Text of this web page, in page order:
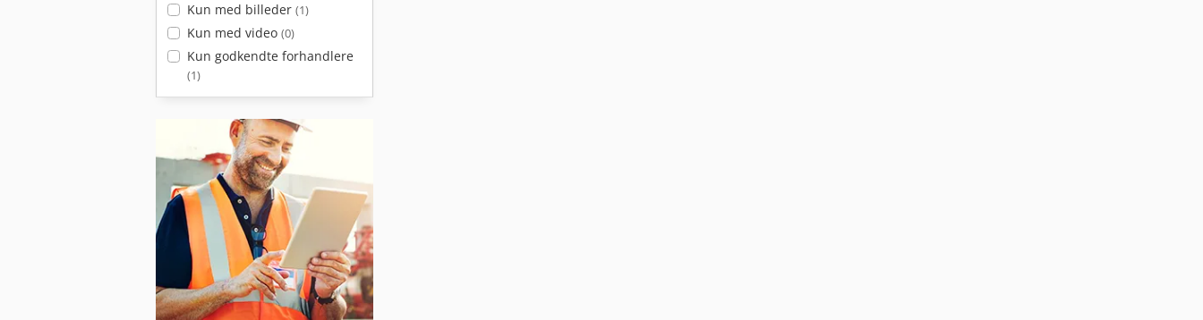
Kun med billeder (1)
Kun med video (0)
Kun godkendte forhandlere
(1)